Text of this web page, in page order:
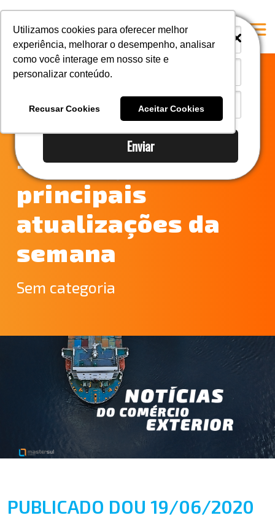
Enviar
Utilizamos cookies para oferecer melhor
experiência, melhorar o desempenho, analisar
como você interage em nosso site e
personalizar conteúdo.
Recusar Cookies Aceitar Cookies
i
i
A Mastersul
Responsabilidade social
Blog
E-books
Notícias do
Comércio Exterior
– conheça as
principais
atualizações da
semana
Sem categoria
PUBLICADO DOU 19/06/2020